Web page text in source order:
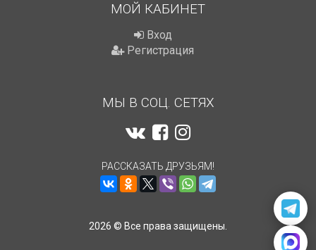
МОЙ КАБИНЕТ
Вход
Регистрация
МЫ В СОЦ. СЕТЯХ
РАССКАЗАТЬ ДРУЗЬЯМ!
2026 © Все права защищены.